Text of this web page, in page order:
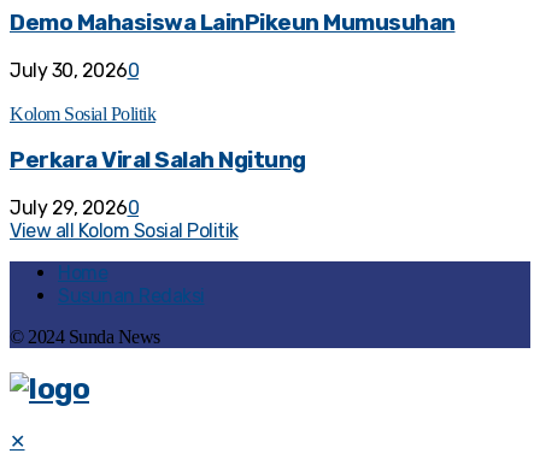
Demo Mahasiswa LainPikeun Mumusuhan
July 30, 20260
Kolom Sosial Politik
Perkara Viral Salah Ngitung
July 29, 20260
View all Kolom Sosial Politik
Home
Susunan Redaksi
© 2024 Sunda News
✕